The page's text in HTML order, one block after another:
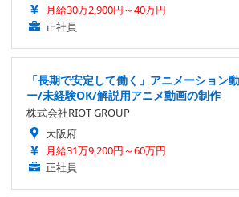
月給30万2,900円～40万円
正社員
「長期で安定して働く」アニメーション
ー/未経験OK/解説用アニメ動画の制作
株式会社RIOT GROUP
大阪府
月給31万9,200円～60万円
正社員